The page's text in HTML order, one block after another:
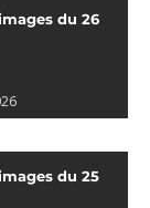
du 26
du 25